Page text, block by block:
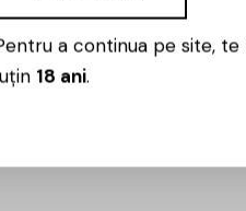
a continua pe site, te
18 ani.